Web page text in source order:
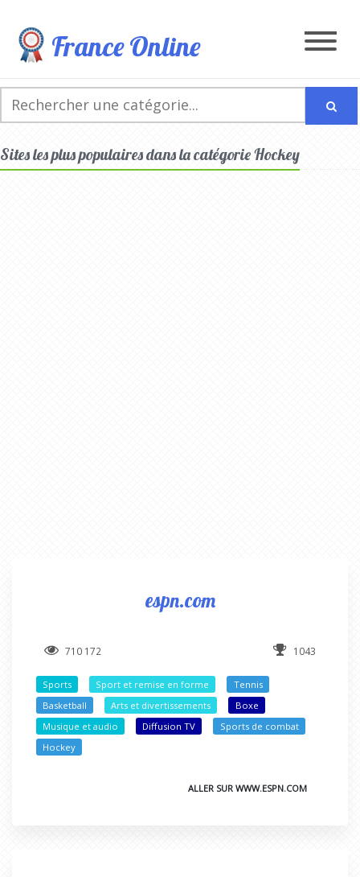
France Online
Sites les plus populaires dans la catégorie Hockey
espn.com
710 172 1043
Sports Sport et remise en forme
Tennis
Basketball
Arts et divertissements
Boxe
Musique et audio
Diffusion TV
Sports de combat
Hockey
ALLER SUR WWW.ESPN.COM